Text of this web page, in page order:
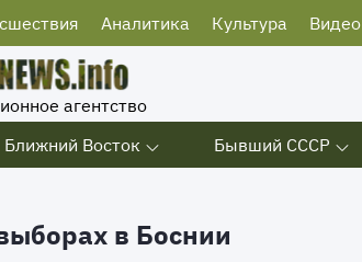
Аналитика Культура Видео
агентство
Ближний Восток Бывший СССР
в Боснии